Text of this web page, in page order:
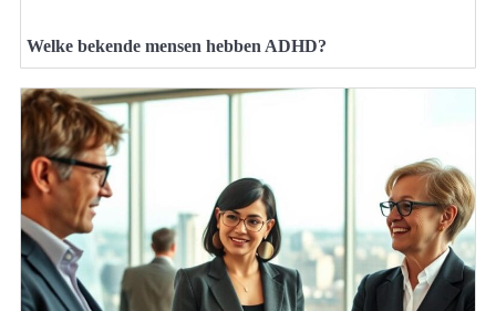
Welke bekende mensen hebben ADHD?